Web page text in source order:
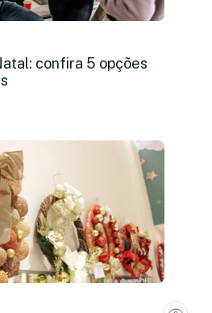
confira 5 opções